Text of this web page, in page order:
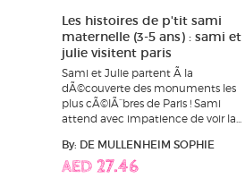
Les histoires de p'tit sami
maternelle (3-5 ans) : sami et
julie visitent paris
Sami et Julie partent Ã la
dÃ©couverte des monuments les
plus cÃ©lÃ¨bres de Paris ! Sami
attend avec impatience de voir la...
By: DE MULLENHEIM SOPHIE
AED 27.46